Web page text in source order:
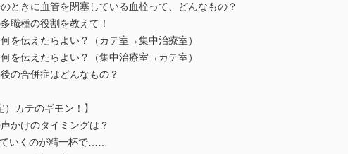
ときに血管を閉塞している血栓って、どんなもの？
職種の役割を教えて！
を伝えたらよい？（カテ室→集中治療室）
を伝えたらよい？（集中治療室→カテ室）
の合併症はどんなもの？
カテのギモン！】
かけのタイミングは？
いくのが精一杯で……